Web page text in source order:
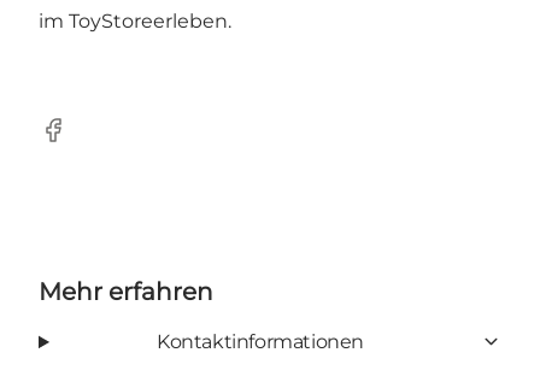
im ToyStoreerleben.
Facebook
Mehr erfahren
Kontaktinformationen